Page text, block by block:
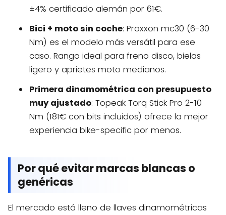
±4% certificado alemán por 61€.
Bici + moto sin coche: Proxxon mc30 (6-30
Nm) es el modelo más versátil para ese
caso. Rango ideal para freno disco, bielas
ligero y aprietes moto medianos.
Primera dinamométrica con presupuesto
muy ajustado: Topeak Torq Stick Pro 2-10
Nm (181€ con bits incluidos) ofrece la mejor
experiencia bike-specific por menos.
Por qué evitar marcas blancas o
genéricas
El mercado está lleno de llaves dinamométricas